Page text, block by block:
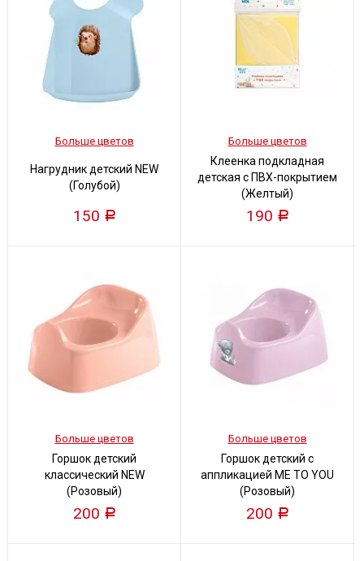
Больше цветов
Нагрудник детский NEW
(Голубой)
150 Р
Больше цветов
Клеенка подкладная
детская с ПВХ-покрытием
(Желтый)
190 Р
Больше цветов
Горшок детский
классический NEW
(Розовый)
200 Р
Больше цветов
Горшок детский с
аппликацией ME TO YOU
(Розовый)
200 Р